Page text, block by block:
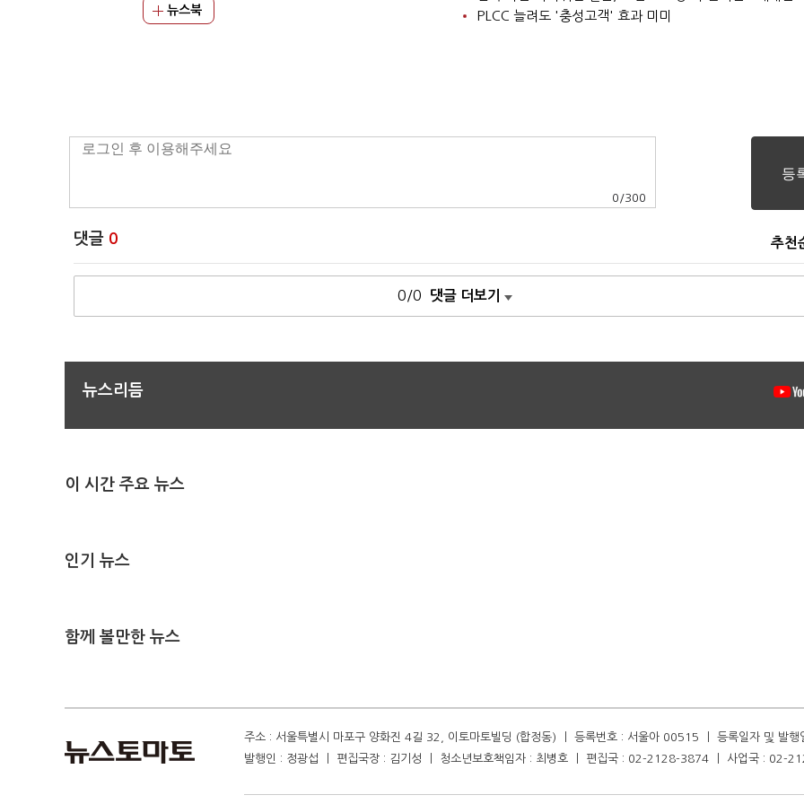
뉴스북
PLCC 늘려도 '충성고객' 효과 미미
0 /300
댓글 0 추천
0/0 댓글 더보기
뉴스리듬
이 시간 주요 뉴스
인기 뉴스
함께 볼만한 뉴스
주소 : 서울특별시 마포구 양화진 4길 32, 이토마토빌딩 (합정동) ㅣ 등록번호 : 서울아 00515 ㅣ 등록일자 및 발
발행인 : 정광섭 ㅣ 편집국장 : 김기성 ㅣ 청소년보호책임자 : 최병호 ㅣ 편집국 : 02-2128-3874 ㅣ 사업국 : 02-